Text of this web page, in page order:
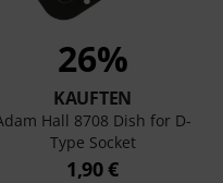
26%
KAUFTEN
Hall 8708 Dish for D-
Type Socket
1,90 €